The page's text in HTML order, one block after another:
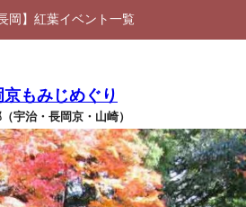
岡】紅葉イベント一覧
京もみじめぐり
宇治・長岡京・山崎）